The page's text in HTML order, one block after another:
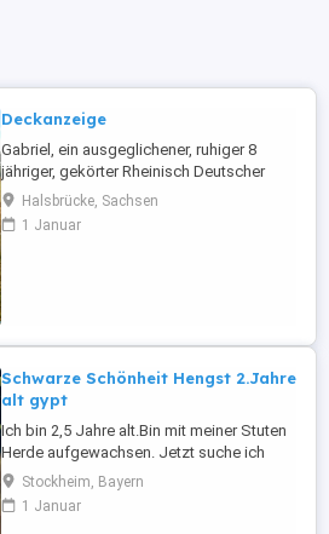
Deckanzeige
Gabriel, ein ausgeglichener, ruhiger 8
jähriger, gekörter Rheinisch Deutscher
Kaltbluthengst deckt sehr gerne Ihre
Stuten. Er steht mit Stuten und Fohlen auf
der Weide und wartet da auf weiteren
Halsbrücke, Sachsen
1 Januar
Schwarze Schönheit Hengst 2.Jahre
alt gypt
Ich bin 2,5 Jahre alt.Bin mit meiner Stuten
Herde aufgewachsen. Jetzt suche ich
eine neue Familie. Ich lebe im Offenstall
mit freiem Zugang auch im Winter. Ich bin
sehr dem Menschen zu getan. Jetzt suche
Stockheim, Bayern
1 Januar